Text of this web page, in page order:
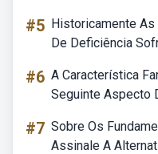
#5 Historicamente
De Deficiência
#6 A Característica
Seguinte Aspecto
#7 Sobre Os
Assinale A